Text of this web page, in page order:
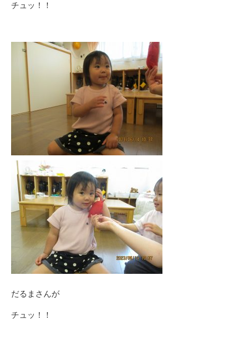
チュッ！！
だるまさんが
チュッ！！